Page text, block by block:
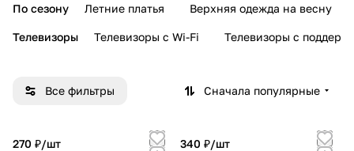
По сезону Летние платья Верхняя одежда на весну
Телевизоры Телевизоры с Wi-Fi Телевизоры с
Все фильтры Сначала популярные
270 ₽/шт
340 ₽/шт